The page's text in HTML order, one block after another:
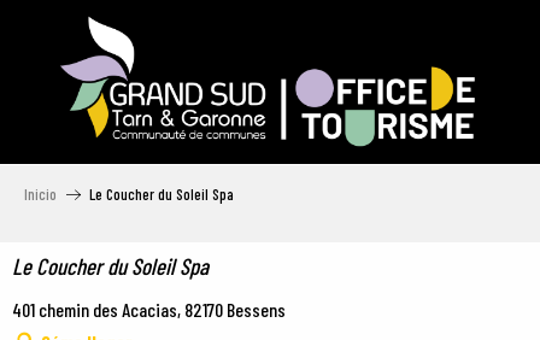
Inicio Le Coucher du Soleil Spa
Le Coucher du Soleil Spa
401 chemin des Acacias, 82170 Bessens